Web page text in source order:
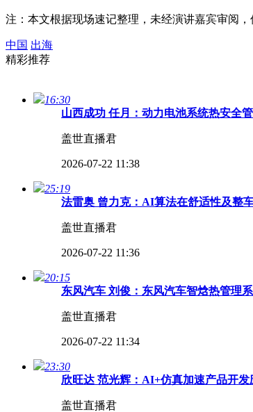
注：本文根据现场速记整理，未经演讲嘉宾审阅，
中国 出海
精彩推荐
16:30
山西成功 任月：动力电池系统热安全
盖世直播君
2026-07-22 11:38
25:19
法雷奥 曾力克：AI算法在舒适性及整
盖世直播君
2026-07-22 11:36
20:15
东风汽车 刘俊：东风汽车智焓热管理
盖世直播君
2026-07-22 11:34
23:30
欣旺达 范光辉：AI+仿真加速产品开
盖世直播君